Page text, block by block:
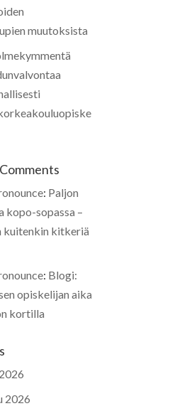
muutoksista
: Paljon
kopo-sopassa –
kuitenkin kitkeriä
: Blogi:
opiskelijan aika
kortilla
2026